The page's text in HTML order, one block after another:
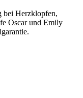
bei Herzklopfen,
Oscar und Emily